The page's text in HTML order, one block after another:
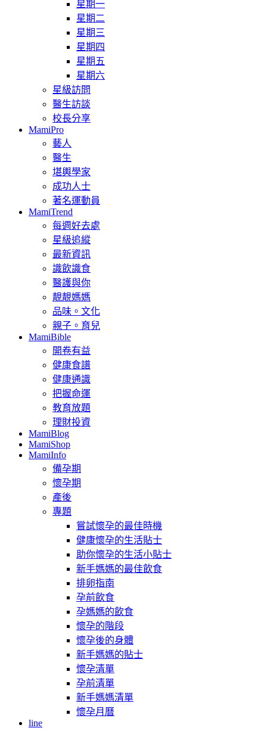
星期一
星期二
星期三
星期四
星期五
星期六
星級訪問
醫生訪談
校長分享
MamiPro
藝人
醫生
堪輿學家
成功人士
著名運動員
MamiTrend
每週好去處
星級追縱
最新資訊
識飲識食
醫護與你
靚靚媽媽
品味。文化
親子。育兒
MamiBible
開卷有益
健康食譜
健康通識
把握命運
教育放題
理財投資
MamiBlog
MamiShop
MamiInfo
備孕期
懷孕期
產後
專題
嘗試懷孕的最佳時機
健康懷孕的生活貼士
助你懷孕的生活小貼士
新手媽媽的最佳飲食
排卵指南
孕前飲食
孕媽媽的飲食
懷孕的階段
懷孕後的身體
新手媽媽的貼士
懷孕清單
孕前清單
新手媽媽清單
懷孕月曆
line